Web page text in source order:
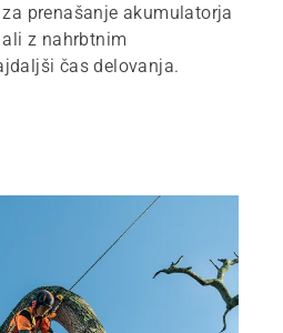
prenašanje akumulatorja
z nahrbtnim
čas delovanja.